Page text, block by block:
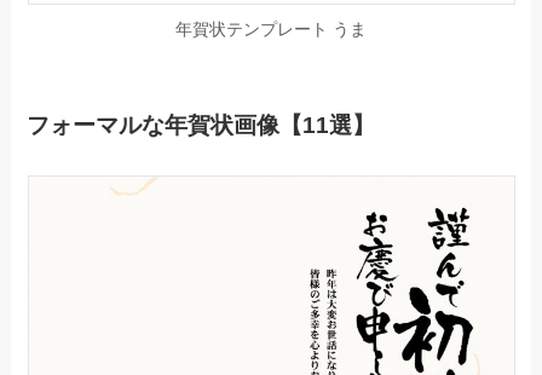
年賀状テンプレート うま
フォーマルな年賀状画像【11選】